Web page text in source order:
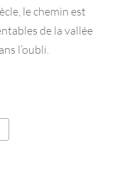
le chemin est
de la vallée
l’oubli.